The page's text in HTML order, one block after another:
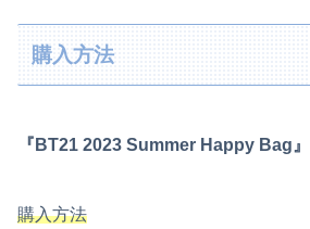
購入方法
『BT21 2023 Summer Happy Bag』
購入方法